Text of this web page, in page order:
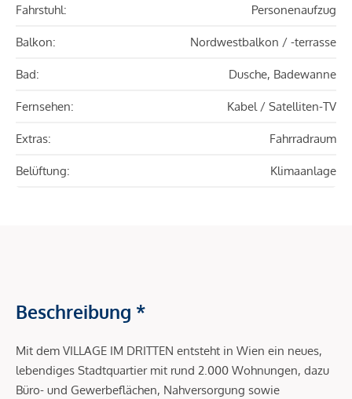
Fahrstuhl: Personenaufzug
Balkon: Nordwestbalkon / -terrasse
Bad: Dusche, Badewanne
Fernsehen: Kabel / Satelliten-TV
Extras: Fahrradraum
Belüftung: Klimaanlage
Beschreibung *
Mit dem VILLAGE IM DRITTEN entsteht in Wien ein neues,
lebendiges Stadtquartier mit rund 2.000 Wohnungen, dazu
Büro- und Gewerbeflächen, Nahversorgung sowie